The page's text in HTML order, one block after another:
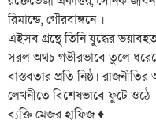
রিমান্ডে, গৌরবাঙ্গনে ।
এইসব গ্রন্থে তিনি যুদ্ধের
সরল অথচ গভীরভাবে তুলে
বাস্তবতার প্রতি নিষ্ঠ।
লেখনীতে বিশেষভাবে ফুটে ওঠে
ব্যক্তি মেজর হাফিজ ♦️